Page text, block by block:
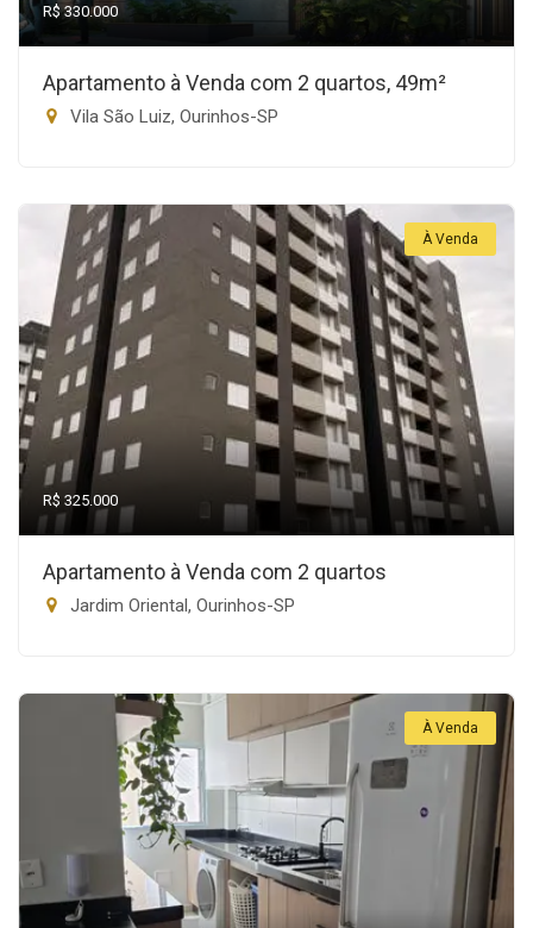
R$ 330.000
Apartamento à Venda com 2 quartos, 49m²
Vila São Luiz, Ourinhos-SP
À Venda
R$ 325.000
Apartamento à Venda com 2 quartos
Jardim Oriental, Ourinhos-SP
À Venda